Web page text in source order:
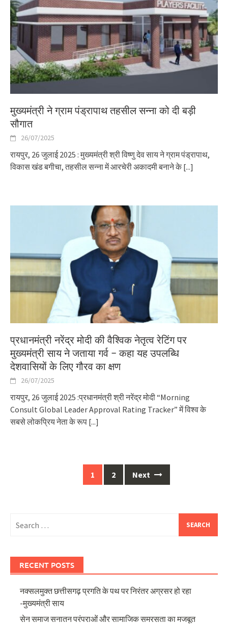
मुख्यमंत्री ने ग्राम पंड्रापाथ तहसील सन्ना को दी बड़ी
सौगात
26/07/2025
रायपुर, 26 जुलाई 2025 : मुख्यमंत्री श्री विष्णु देव साय ने ग्राम पंड्रापाथ,
विकास खंड बगीचा, तहसील सन्ना में आरचेरी अकादमी बनाने के [...]
प्रधानमंत्री नरेंद्र मोदी की वैश्विक नेतृत्व रेटिंग पर
मुख्यमंत्री साय ने जताया गर्व – कहा यह उपलब्धि
देशवासियों के लिए गौरव का क्षण
26/07/2025
रायपुर, 26 जुलाई 2025 :प्रधानमंत्री श्री नरेंद्र मोदी “Morning
Consult Global Leader Approval Rating Tracker” में विश्व के
सबसे लोकप्रिय नेता के रूप [...]
1 2 Next
for:
RECENT POSTS
नक्सलमुक्त छत्तीसगढ़ प्रगति के पथ पर निरंतर अग्रसर हो रहा
-मुख्यमंत्री साय
सेन समाज सनातन परंपराओं और सामाजिक समरसता का मजबूत